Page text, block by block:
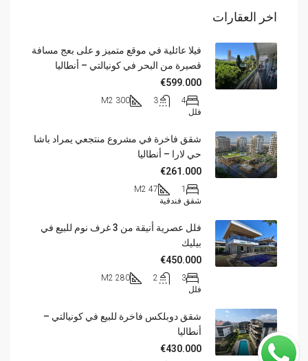
اخر العقارات
فيلا عائلية في موقع متميز و على بعج مسافة
قصيرة من البحر في كونيالتي – أنطاليا
€599.000
4
3
300 M2
فلل
شقق فاخرة في مشروع منتجعي يمراد باشا
حي لارا – أنطاليا
€261.000
1
47 M2
شقق فندقية
فلل عصرية أنيقة من 3 غرف نوم للبيع في
بيليك
€450.000
3
2
280 M2
فلل
شقق دوبلكس فاخرة للبيع في كونيالتي –
أنطاليا
€430.000